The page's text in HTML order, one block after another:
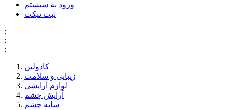
ورود به سیستم
ثبت تیکت
:
:
:
کادولین
زیبایی و سلامت
لوازم آرایشی
آرایش چشم
سایه چشم